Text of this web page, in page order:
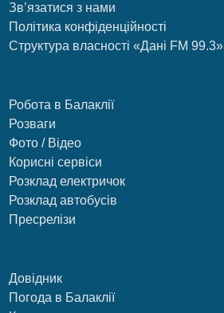
Зв’язатися з нами
Політика конфіденційності
Структура власності «Дані FM 99.3»
Робота в Балаклії
Розваги
Фото / Відео
Корисні сервіси
Розклад електричок
Розклад автобусів
Пресрелізи
Довідник
Погода в Балаклії